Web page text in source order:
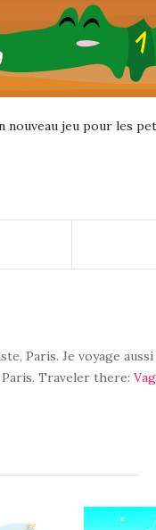
nouveau jeu pour les
Paris. Je voyage aussi
Traveler there: